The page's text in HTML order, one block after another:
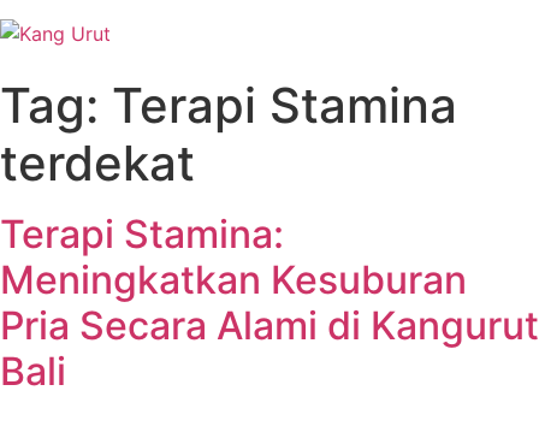
Skip
to
Tag: Terapi Stamina
terdekat
Terapi Stamina:
Meningkatkan Kesuburan
Pria Secara Alami di Kangurut
Bali